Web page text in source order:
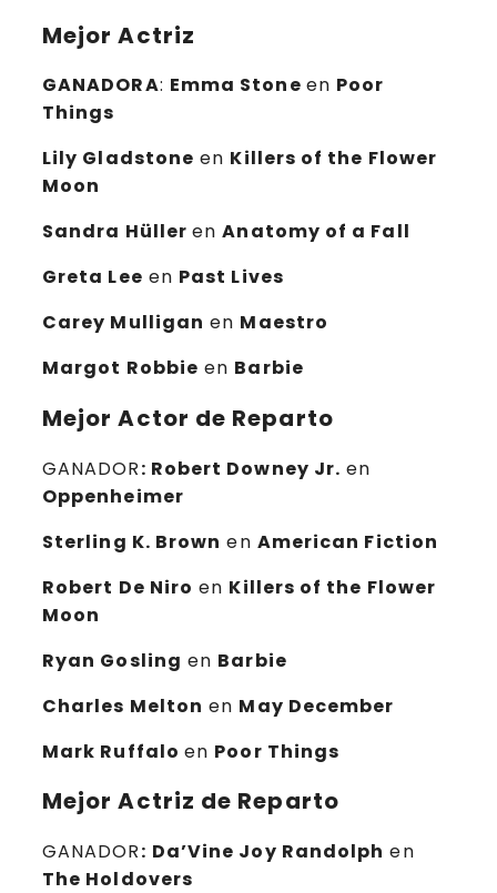
Mejor Actriz
GANADORA: Emma Stone en Poor
Things
Lily Gladstone en Killers of the Flower
Moon
Sandra HüllerenAnatomy of a Fall
Greta Lee en Past Lives
Carey Mulligan en Maestro
Margot Robbie en Barbie
Mejor Actor de Reparto
GANADOR: Robert Downey Jr. en
Oppenheimer
Sterling K. Brown en American Fiction
Robert De Niro en Killers of the Flower
Moon
Ryan Gosling en Barbie
Charles Melton en May December
Mark Ruffaloen Poor Things
Mejor Actriz de Reparto
GANADOR: Da’Vine Joy Randolph en
The Holdovers